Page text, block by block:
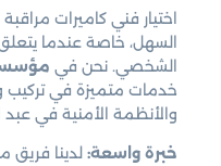
اختيار فني كاميرات
السهل، خاصة عندما
الشخصي. نحن في
خدمات متميزة في تركيب
والأنظمة الأمنية في عبد
خبرة واسعة: لدينا فريق